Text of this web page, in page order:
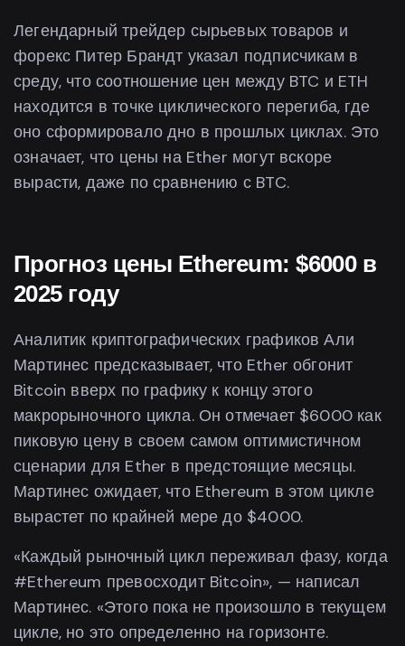
Легендарный трейдер сырьевых товаров и
форекс Питер Брандт указал подписчикам в
среду, что соотношение цен между BTC и ETH
находится в точке циклического перегиба, где
оно сформировало дно в прошлых циклах. Это
означает, что цены на Ether могут вскоре
вырасти, даже по сравнению с BTC.
Прогноз цены Ethereum: $6000 в
2025 году
Аналитик криптографических графиков Али
Мартинес предсказывает, что Ether обгонит
Bitcoin вверх по графику к концу этого
макрорыночного цикла. Он отмечает $6000 как
пиковую цену в своем самом оптимистичном
сценарии для Ether в предстоящие месяцы.
Мартинес ожидает, что Ethereum в этом цикле
вырастет по крайней мере до $4000.
«Каждый рыночный цикл переживал фазу, когда
#Ethereum превосходит Bitcoin», — написал
Мартинес. «Этого пока не произошло в текущем
цикле, но это определенно на горизонте.